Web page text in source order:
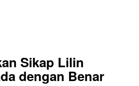
Sikap Lilin
dengan Benar